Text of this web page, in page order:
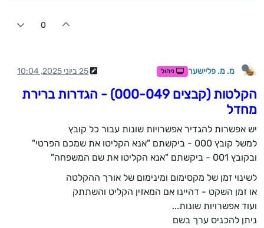
0
מ. מ. פליישער ניהול 25 ביוני 2025, 10:04
הקלטות (קבצים 000-049) - הגדרות ברירת
מחדל
יש אפשרות להגדיר אפשרויות שונות עבור כל קובץ
למשל קובץ 000 - ביקשתם "אנא הקליטו את שמכם הפרטי"
ובקובץ 001 - ביקשתם "אנא הקליטו את שם המשפחה"
לשינוי זמן של מקסימום ומינימום של אורך ההקלטה
או זמן השקט - דהיינו אם המאזין הקליט והשתתק
ועוד אפשרויות שונות...
ניתן להכניס ערך בשם